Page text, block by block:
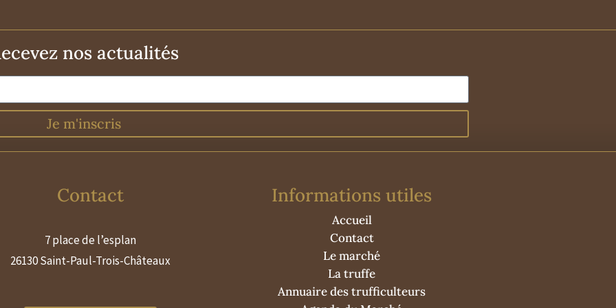
nos actualités
Je m'inscris
Contact
7 place de l’esplan
26130 Saint-Paul-Trois-Châteaux
Informations utiles
Accueil
Contact
Le marché
La truffe
Annuaire des trufficulteurs